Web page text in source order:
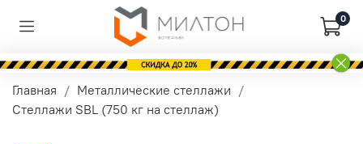
0
Главная
Металлические стеллажи
Стеллажи SBL (750 кг на стеллаж)